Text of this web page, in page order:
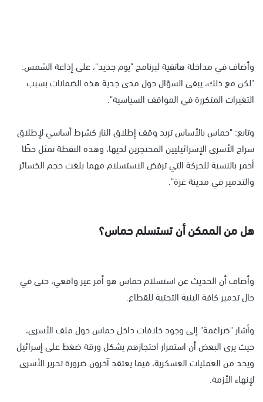
وأضاف في مداخلة هاتفية لبرنامج "يوم جديد"، على إذاعة الشمس:
"لكن مع ذلك، يبقى السؤال حول مدى جدية هذه الضمانات بسبب
التغيرات المتكررة في المواقف السياسية".
وتابع: "حماس بالأساس تريد وقف إطلاق النار كشرط أساسي لإطلاق
سراح الأسرى الإسرائيليين المحتجزين لديها، وهذه النقطة تمثل خطًا
أحمر بالنسبة للحركة التي ترفض الاستسلام مهما بلغت حجم الخسائر
والتدمير في مدينة غزة".
هل من الممكن أن تستسلم حماس؟
وأضاف أن الحديث عن استسلام حماس هو أمر غير واقعي، حتى في
حال تدمير كافة البنية التحتية للقطاع.
وأشار "ضراغمة" إلى وجود خلافات داخل حماس حول ملف الأسرى،
حيث يرى البعض أن استمرار احتجازهم يشكل ورقة ضغط على إسرائيل
ويحد من العمليات العسكرية، فيما يعتقد آخرون ضرورة تحرير الأسرى
لإنهاء الأزمة.